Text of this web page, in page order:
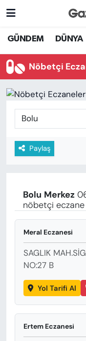
GÜNDEM DÜNYA
Nöbetçi
Paylaş
Bolu Merkez
nöbetçi
Meral Eczanesi
SAGLIK
NO:27 B
Yol Tarifi Al
Ertem Eczanesi
DÜNYA
EKONOMİ
YENİ
GAZETECİLİĞİNİ
FAYDALI
EĞİTİM
SAĞLIK
MAGAZİN
Nöbetçi
Hava Durumu
Trafik Durumu
Haber Arşivi